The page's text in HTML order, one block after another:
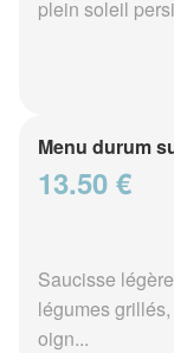
plein soleil
Menu durum
13.50 €
Saucisse
légumes
oign...